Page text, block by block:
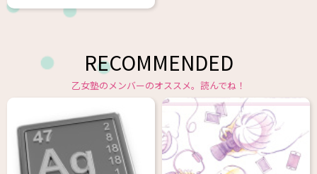
RECOMMENDED
乙女塾のメンバーのオススメ。読んでね！